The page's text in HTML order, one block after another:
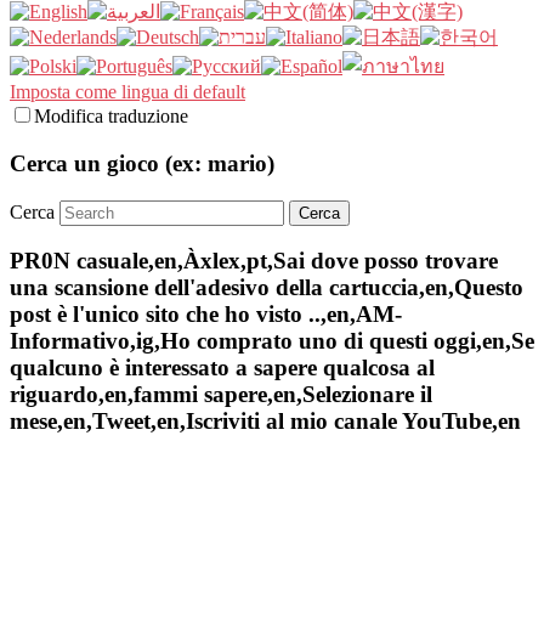
Imposta come lingua di default
Modifica traduzione
Cerca un gioco (ex: mario)
Cerca
PR0N casuale,en,Àxlex,pt,Sai dove posso trovare
una scansione dell'adesivo della cartuccia,en,Questo
post è l'unico sito che ho visto ..,en,AM-
Informativo,ig,Ho comprato uno di questi oggi,en,Se
qualcuno è interessato a sapere qualcosa al
riguardo,en,fammi sapere,en,Selezionare il
mese,en,Tweet,en,Iscriviti al mio canale YouTube,en